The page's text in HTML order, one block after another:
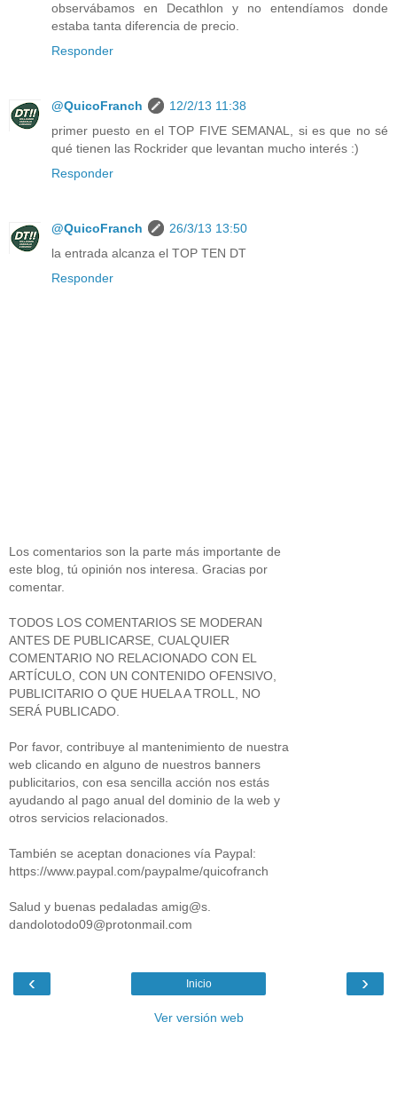
observábamos en Decathlon y no entendíamos donde
estaba tanta diferencia de precio.
Responder
@QuicoFranch
12/2/13 11:38
primer puesto en el TOP FIVE SEMANAL, si es que no sé
qué tienen las Rockrider que levantan mucho interés :)
Responder
@QuicoFranch
26/3/13 13:50
la entrada alcanza el TOP TEN DT
Responder
Los comentarios son la parte más importante de
este blog, tú opinión nos interesa. Gracias por
comentar.
TODOS LOS COMENTARIOS SE MODERAN
ANTES DE PUBLICARSE, CUALQUIER
COMENTARIO NO RELACIONADO CON EL
ARTÍCULO, CON UN CONTENIDO OFENSIVO,
PUBLICITARIO O QUE HUELA A TROLL, NO
SERÁ PUBLICADO.
Por favor, contribuye al mantenimiento de nuestra
web clicando en alguno de nuestros banners
publicitarios, con esa sencilla acción nos estás
ayudando al pago anual del dominio de la web y
otros servicios relacionados.
También se aceptan donaciones vía Paypal:
https://www.paypal.com/paypalme/quicofranch
Salud y buenas pedaladas amig@s.
dandolotodo09@protonmail.com
‹ ›
Inicio
Ver versión web